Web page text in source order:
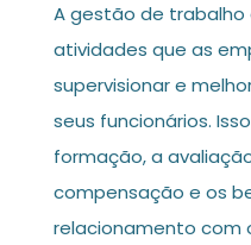
A gestão de
atividades que as
supervisionar e
seus funcionários.
formação, a
compensação e os
relacionamento com